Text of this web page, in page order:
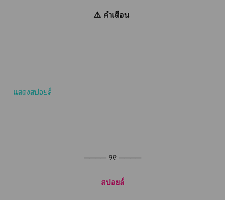
⚠️ คำเตือน
แสล์
──── ୨୧ ────
สล์